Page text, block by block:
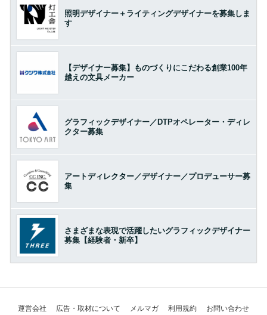
照明デザイナー＋ライティングデザイナーを募集しま
す
【デザイナー募集】ものづくりにこだわる創業100年
越えの文具メーカー
グラフィックデザイナー／DTPオペレーター・ディレ
クター募集
アートディレクター／デザイナー／プロデューサー募
集
さまざまな表現で活躍したいグラフィックデザイナー
募集【経験者・新卒】
運営会社 広告・取材について メルマガ 利用規約 お問い合わせ